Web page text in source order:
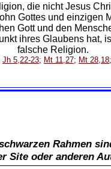
die nicht Jesus
Gottes und einzigen
Gott und den
ihres Glaubens hat,
falsche Religion.
Jh 5,22-23; Mt 11,27; Mt 28,18;
Rahmen
Site oder anderen